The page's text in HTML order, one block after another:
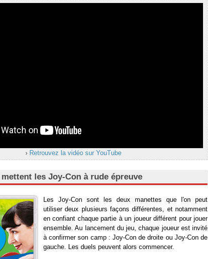
› Retrouvez la vidéo sur YouTube
les Joy-Con à rude épreuve
Les Joy-Con sont les deux manettes que l'on peut
utiliser deux plusieurs façons différentes, et notamment
en confiant chaque partie à un joueur différent pour jouer
ensemble. Au lancement du jeu, chaque joueur est invité
à confirmer son camp : Joy-Con de droite ou Joy-Con de
gauche. Les duels peuvent alors commencer.